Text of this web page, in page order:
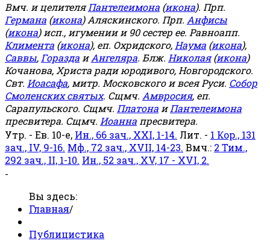
Вмч. и целителяПантелеимона (икона). Прп.
Германа (икона) Аляскинского. Прп. Анфисы
(икона) исп., игумении и 90 сестер ее. Равноапп.
Климента (икона), еп. Охридского, Наума (икона),
Саввы, Горазда иАнгеляра. Блж. Николая(икона)
Кочанова, Христа ради юродивого, Новгородского.
Свт. Иоасафа, митр. Московского и всея Руси. Собор
Смоленских святых. Сщмч. Амвросия, еп.
Сарапульского. Сщмч. Платона иПантелеимона
пресвитера. Сщмч. Иоанна пресвитера.
Утр. - Ев. 10-е, Ин., 66 зач., XXI, 1-14. Лит. - 1 Кор., 131
зач., IV, 9-16. Мф., 72 зач., XVII, 14-23. Вмч.: 2 Тим.,
292 зач., II, 1-10. Ин., 52 зач., XV, 17 - XVI, 2.
-
Вы здесь:
Главная/
Публицистика